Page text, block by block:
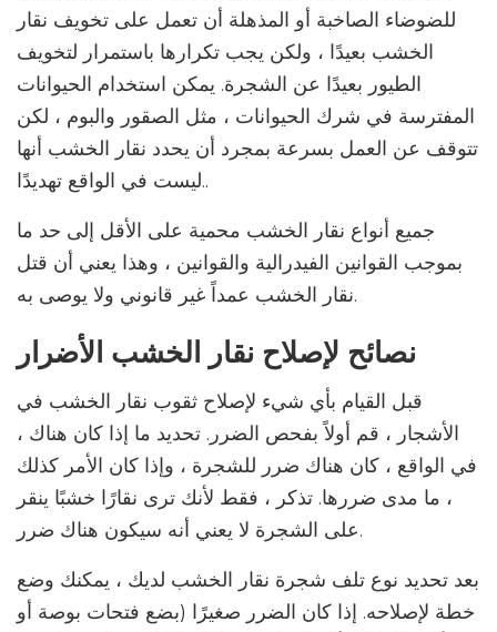
للضوضاء الصاخبة أو المذهلة أن تعمل على تخويف نقار
الخشب بعيدًا ، ولكن يجب تكرارها باستمرار لتخويف
الطيور بعيدًا عن الشجرة. يمكن استخدام الحيوانات
المفترسة في شرك الحيوانات ، مثل الصقور والبوم ، لكن
تتوقف عن العمل بسرعة بمجرد أن يحدد نقار الخشب أنها
ليست في الواقع تهديدًا..
جميع أنواع نقار الخشب محمية على الأقل إلى حد ما
بموجب القوانين الفيدرالية والقوانين ، وهذا يعني أن قتل
نقار الخشب عمداً غير قانوني ولا يوصى به.
نصائح لإصلاح نقار الخشب الأضرار
قبل القيام بأي شيء لإصلاح ثقوب نقار الخشب في
الأشجار ، قم أولاً بفحص الضرر. تحديد ما إذا كان هناك ،
في الواقع ، كان هناك ضرر للشجرة ، وإذا كان الأمر كذلك
، ما مدى ضررها. تذكر ، فقط لأنك ترى نقارًا خشبًا ينقر
على الشجرة لا يعني أنه سيكون هناك ضرر.
بعد تحديد نوع تلف شجرة نقار الخشب لديك ، يمكنك وضع
خطة لإصلاحه. إذا كان الضرر صغيرًا (بضع فتحات بوصة أو